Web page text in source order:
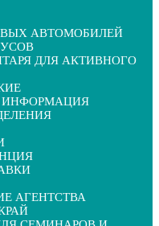
АВТОМОБИЛЕЙ
ДЛЯ АКТИВНОГО
ИНФОРМАЦИЯ
АГЕНТСТВА